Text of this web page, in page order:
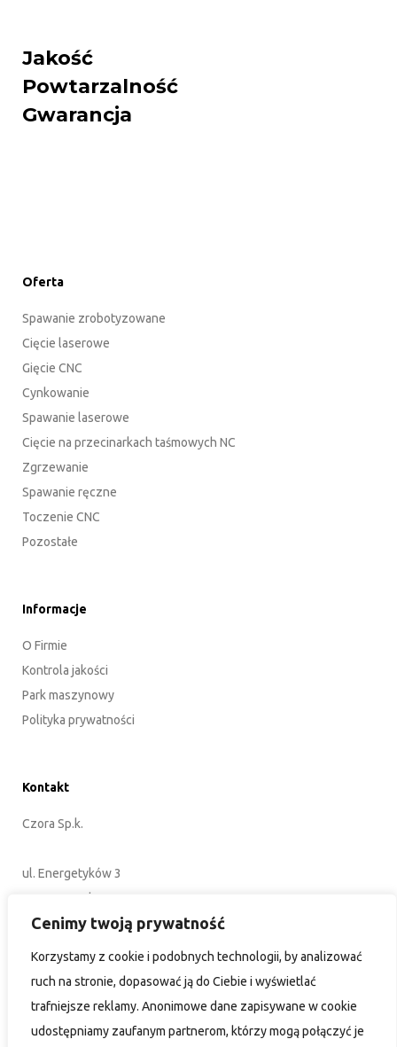
Cenimy twoją prywatność
Korzystamy z cookie i podobnych technologii, by analizować
ruch na stronie, dopasować ją do Ciebie i wyświetlać
trafniejsze reklamy. Anonimowe dane zapisywane w cookie
udostępniamy zaufanym partnerom, którzy mogą połączyć je
Jakość
Powtarzalność
Gwarancja
Oferta
Spawanie zrobotyzowane
Cięcie laserowe
Gięcie CNC
Cynkowanie
Spawanie laserowe
Cięcie na przecinarkach taśmowych NC
Zgrzewanie
Spawanie ręczne
Toczenie CNC
Pozostałe
Informacje
O Firmie
Kontrola jakości
Park maszynowy
Polityka prywatności
Kontakt
Czora Sp.k.
ul. Energetyków 3
45-920 Opole
POLSKA
+48 77 402 35 76
biuro@czora.eu